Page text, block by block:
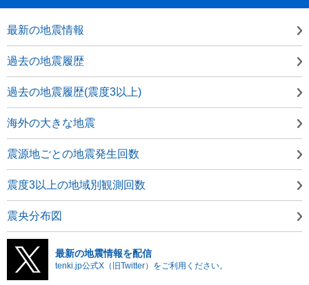
最新の地震情報
過去の地震履歴
過去の地震履歴(震度3以上)
海外の大きな地震
震源地ごとの地震発生回数
震度3以上の地域別観測回数
震央分布図
最新の地震情報を配信
tenki.jp公式X（旧Twitter）をご利用ください。